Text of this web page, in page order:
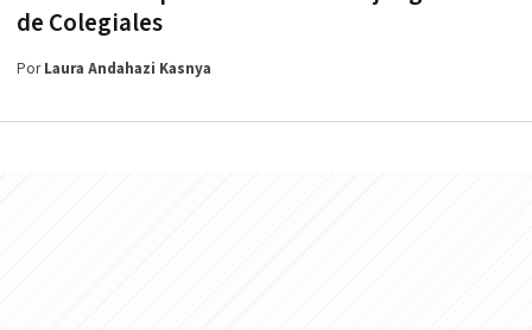
de Colegiales
PorLaura Andahazi Kasnya